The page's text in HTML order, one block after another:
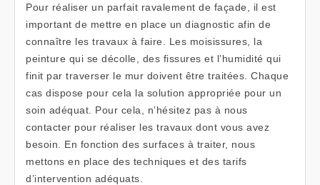
Pour réaliser un parfait ravalement de façade, il est
important de mettre en place un diagnostic afin de
connaître les travaux à faire. Les moisissures, la
peinture qui se décolle, des fissures et l’humidité qui
finit par traverser le mur doivent être traitées. Chaque
cas dispose pour cela la solution appropriée pour un
soin adéquat. Pour cela, n’hésitez pas à nous
contacter pour réaliser les travaux dont vous avez
besoin. En fonction des surfaces à traiter, nous
mettons en place des techniques et des tarifs
d’intervention adéquats.